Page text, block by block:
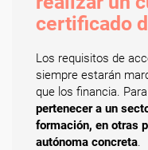
certificado
Los requisitos de
siempre estarán
que los financia.
pertenecer a un
formación, en otras
autónoma concreta.